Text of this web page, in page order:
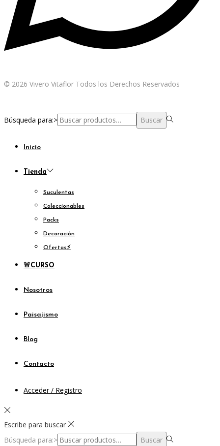
© 2026 Vivero Vitaflor Todos los Derechos Reservados
Búsqueda para:> Buscar
Inicio
Tienda
Suculentas
Coleccionables
Packs
Decoración
Ofertas⚡
🚨CURSO
Nosotros
Paisajismo
Blog
Contacto
Acceder / Registro
Escribe para buscar
Búsqueda para:>
Buscar